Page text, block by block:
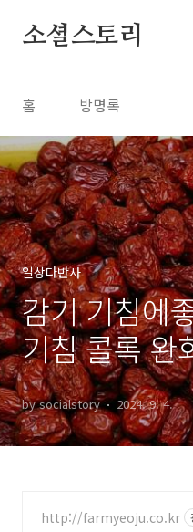
소셜스토리
홈 방명록
일상다반사
감기 기침에
기침 콜록 완
차 추천
by socialstory 2024. 9. 4.
http://farmyeoju.co.kr